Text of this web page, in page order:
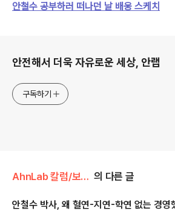
안철수 공부하러 떠나던 날 배웅 스케치
안전해서 더욱 자유로운 세상, 안랩
구독하기
AhnLab 칼럼/보안실록 의 다른 글
안철수 박사, 왜 혈연-지연-학연 없는 경영